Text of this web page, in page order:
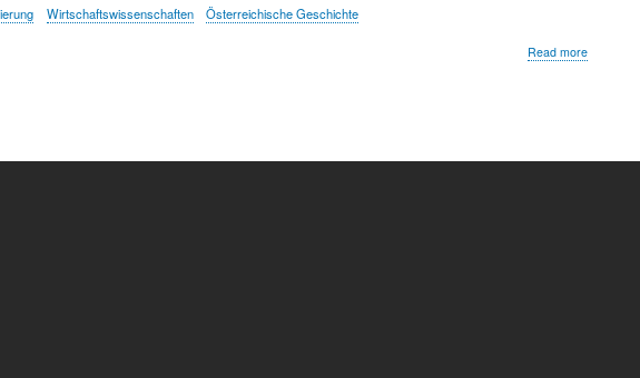
Wirtschaftswissenschaften Österreichische Geschichte
Read moreabout